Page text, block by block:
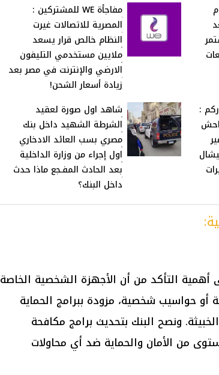
بعد
مفاجأة WE للمشتركين :
المصرية للاتصالات غيرت
النظام خالص قرار يسعد
ملايين مستخدمي التليفون
الارضي والإنترنت في مصر بعد
زيادة أسعار الشحن!
:
شاهد اول صورة لعقيد
الشرطة الشهيد داخل بنك
مصري بسب العائد الادخاري
اول إجراء من وزارة الداخلية
بعد الحادث المفـجع ماذا حدث
داخل البنك؟
التأكد من أن الأجهزة الشخصية الخاصة
أو حواسيب شخصية، مزودة ببرامج الحماية
ونصح البنك بتحديث برامج مكافحة
من الأمان والحماية ضد أي محاولات